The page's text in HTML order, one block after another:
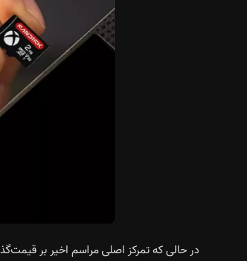
در حالی که تمرکز اصلی مراسم اخیر بر